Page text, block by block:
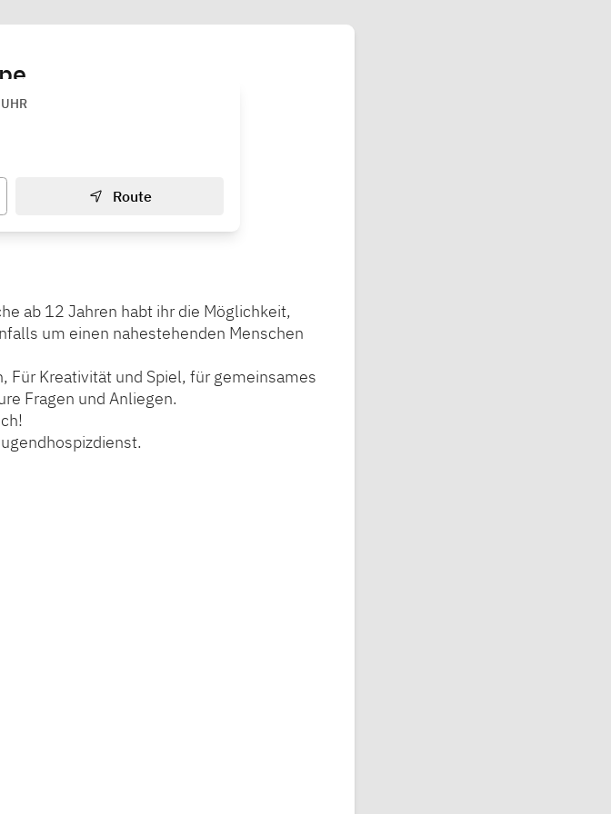
Hospiz Ulm e.V.
UHR
Route
ab 12 Jahren habt ihr die Möglichkeit,
um einen nahestehenden Menschen
Für Kreativität und Spiel, für gemeinsames
Fragen und Anliegen.